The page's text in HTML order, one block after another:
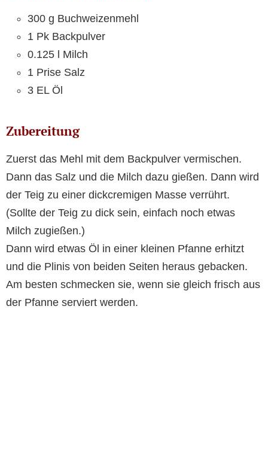
300 g Buchweizenmehl
1 Pk Backpulver
0.125 l Milch
1 Prise Salz
3 EL Öl
Zubereitung
Zuerst das Mehl mit dem Backpulver vermischen.
Dann das Salz und die Milch dazu gießen. Dann wird
der Teig zu einer dickcremigen Masse verrührt.
(Sollte der Teig zu dick sein, einfach noch etwas
Milch zugießen.)
Dann wird etwas Öl in einer kleinen Pfanne erhitzt
und die Plinis von beiden Seiten heraus gebacken.
Am besten schmecken sie, wenn sie gleich frisch aus
der Pfanne serviert werden.